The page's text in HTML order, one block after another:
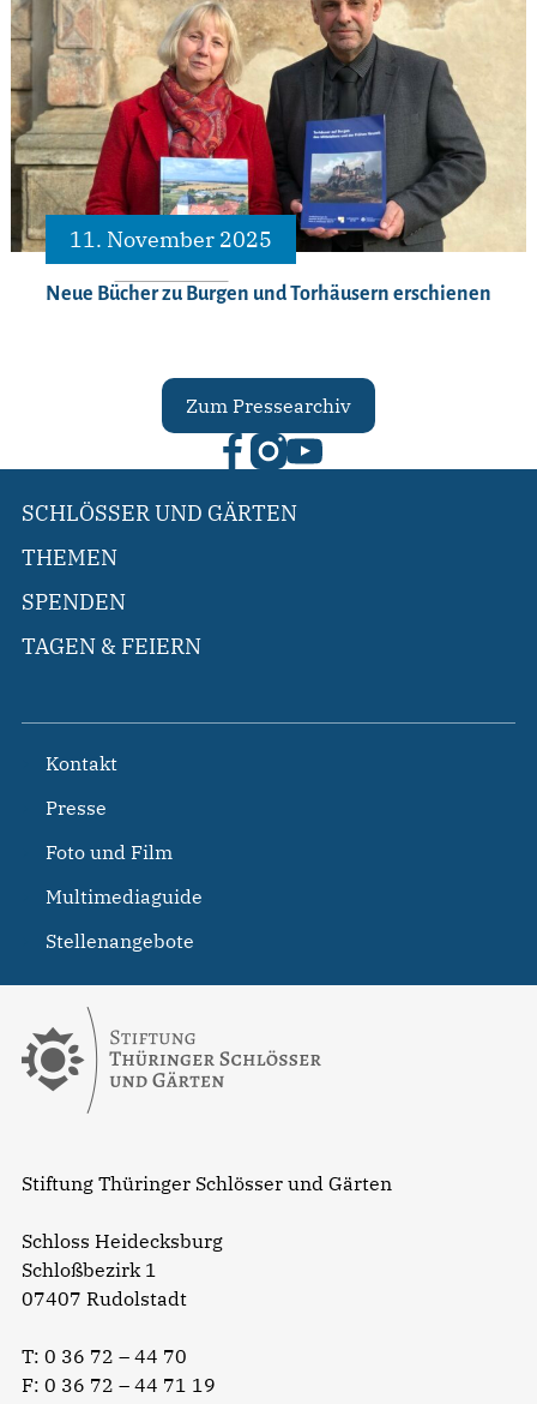
11. November 2025
Neue Bücher zu Burgen und Torhäusern erschienen
Zum Pressearchiv
Stiftung Thüringer Schlösser und Gärten
Schloss Heidecksburg
Schloßbezirk 1
07407 Rudolstadt
T: 0 36 72 – 44 70
F: 0 36 72 – 44 71 19
SCHLÖSSER UND GÄRTEN
THEMEN
SPENDEN
TAGEN & FEIERN
Kontakt
Presse
Foto und Film
Multimediaguide
Stellenangebote